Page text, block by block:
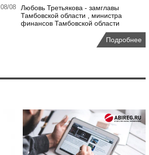
08/08
Любовь Третьякова - замглавы
Тамбовской области , министра
финансов Тамбовской области
Подробнее